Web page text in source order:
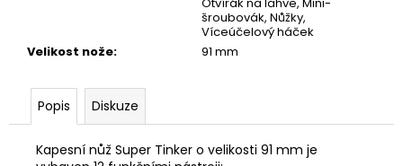
šroubovák, Nůžky,
Víceúčelový háček
Velikost nože: 91 mm
Popis Diskuze
Kapesní nůž Super Tinker o velikosti 91 mm je